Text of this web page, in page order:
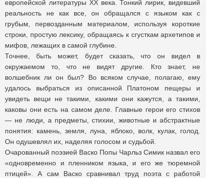
европейской литературы XX века. Тонкий лирик, видевший
реальность не как все, он обращался с языком как с
грубым, первозданным материалом, используя короткие
строки, простую лексику, обращаясь к сгусткам архетипов и
мифов, лежащих в самой глубине.
Точнее, быть может, будет сказать, что он видел в
окружаемом то, что не видят другие. Кто знает, не
волшебник ли он был? Во всяком случае, полагаю, ему
удалось выбраться из описанной Платоном пещеры и
увидеть вещи не такими, какими они кажутся, а такими,
каковы они есть на самом деле. Главные герои его стихов
— не люди, а предметы, стихии, животные и абстрактные
понятия: камень, земля, луна, яблоко, волк, кулак, голод.
Он одушевлял их, наделяя голосом и судьбой.
Очарованный поэзией Васко Попы Чарльз Симик назвал его
«одновременно и пленником языка, и его же тюремной
птицей». А сам Васко сравнивал труд поэта с работой